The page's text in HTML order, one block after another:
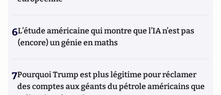
6L’étude américaine qui montre que l’IA n’est pas
(encore) un génie en maths
7Pourquoi Trump est plus légitime pour réclamer
des comptes aux géants du pétrole américains que